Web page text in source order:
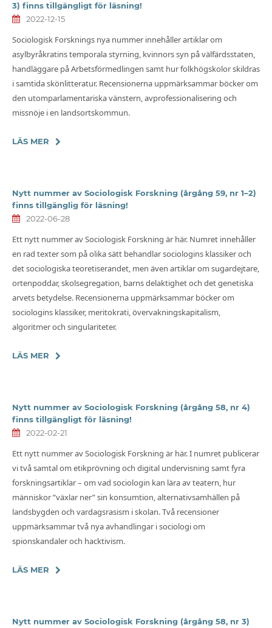
3) finns tillgängligt för läsning!
2022-12-15
Sociologisk Forsknings nya nummer innehåller artiklar om
asylbyråkratins temporala styrning, kvinnors syn på välfärdsstaten,
handläggare på Arbetsförmedlingen samt hur folkhögskolor skildras
i samtida skönlitteratur. Recensionerna uppmärksammar böcker om
den utomparlamentariska vänstern, avprofessionalisering och
missnöje i en landsortskommun.
LÄS MER
Nytt nummer av Sociologisk Forskning (årgång 59, nr 1–2)
finns tillgänglig för läsning!
2022-06-28
Ett nytt nummer av Sociologisk Forskning är här. Numret innehåller
en rad texter som på olika sätt behandlar sociologins klassiker och
det sociologiska teoretiserandet, men även artiklar om sugardejtare,
ortenpoddar, skolsegregation, barns delaktighet och det genetiska
arvets betydelse. Recensionerna uppmärksammar böcker om
sociologins klassiker, meritokrati, övervakningskapitalism,
algoritmer och singulariteter.
LÄS MER
Nytt nummer av Sociologisk Forskning (årgång 58, nr 4)
finns tillgängligt för läsning!
2022-02-21
Ett nytt nummer av Sociologisk Forskning är här. I numret publicerar
vi två samtal om etikprövning och digital undervisning samt fyra
forskningsartiklar – om vad sociologin kan lära av teatern, hur
människor ”växlar ner” sin konsumtion, alternativsamhällen på
landsbygden och vardagsrasism i skolan. Två recensioner
uppmärksammar två nya avhandlingar i sociologi om
spionskandaler och hacktivism.
LÄS MER
Nytt nummer av Sociologisk Forskning (årgång 58, nr 3)